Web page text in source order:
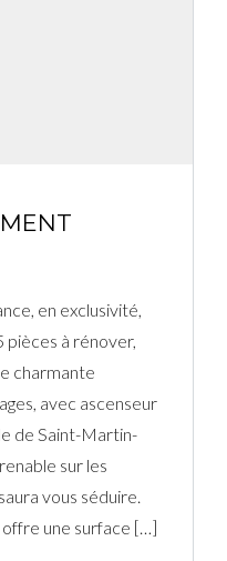
en exclusivité,
pièces à rénover,
charmante
avec ascenseur
de Saint-Martin-
sur les
vous séduire.
une surface […]